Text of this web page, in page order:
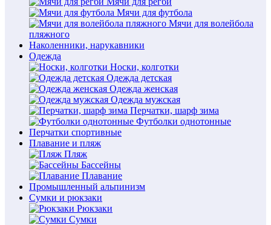
Мячи для футбола
Мячи для волейбола
пляжного
Наколенники, нарукавники
Одежда
Носки, колготки
Одежда детская
Одежда женская
Одежда мужская
Перчатки, шарф зима
Футболки однотонные
Перчатки спортивные
Плавание и пляж
Пляж
Бассейны
Плавание
Промышленный альпинизм
Сумки и рюкзаки
Рюкзаки
Сумки